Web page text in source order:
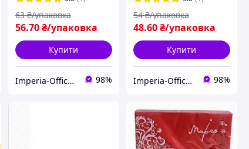
56.70 ₴/упаковка
63 ₴/упаковка
Купити
Imperia-Office.com 98%
48.60₴/упаковка
54 ₴/упаковка
Купити
Imperia-Office.com 98%